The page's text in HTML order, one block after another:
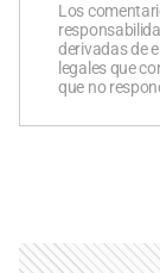
Los
derivadas de
legales que
que no